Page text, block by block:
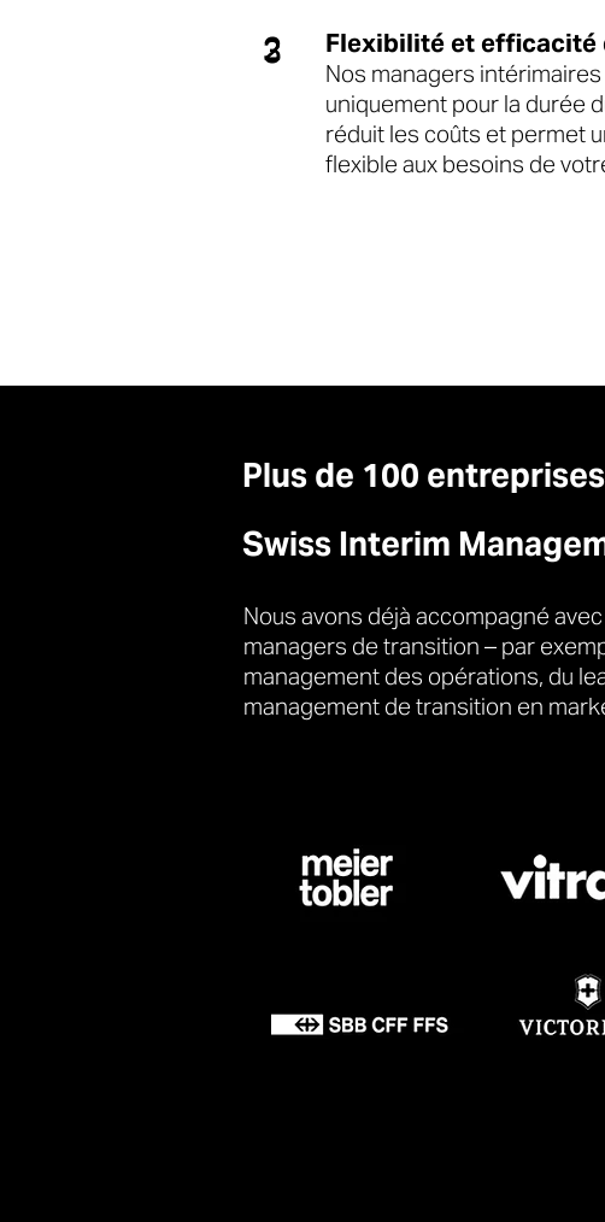
2
3 Flexibilité et efficacité
Nos managers
uniquement pour la durée
réduit les coûts et permet
flexible aux besoins de
Plus de 100
Swiss Interim
Nous avons déjà accompagné
managers de transition – par
management des opérations, du
management de transition en